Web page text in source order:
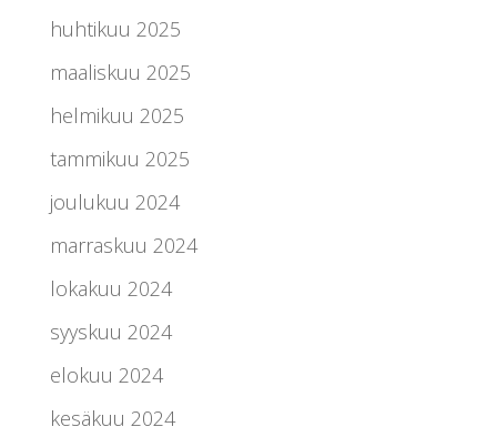
huhtikuu 2025
maaliskuu 2025
helmikuu 2025
tammikuu 2025
joulukuu 2024
marraskuu 2024
lokakuu 2024
syyskuu 2024
elokuu 2024
kesäkuu 2024